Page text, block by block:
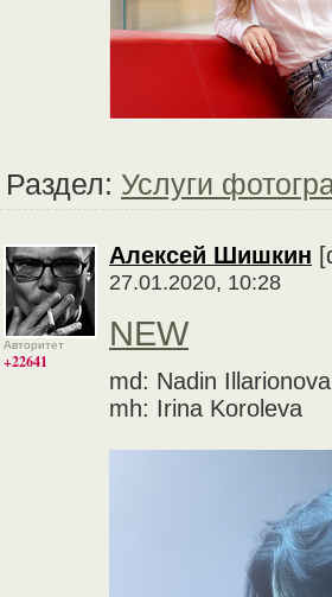
Раздел: Услуги
Авторитет
+22641
Алексей Шишкин
27.01.2020, 10:28
NEW
md: Nadin Illarionova
mh: Irina Koroleva